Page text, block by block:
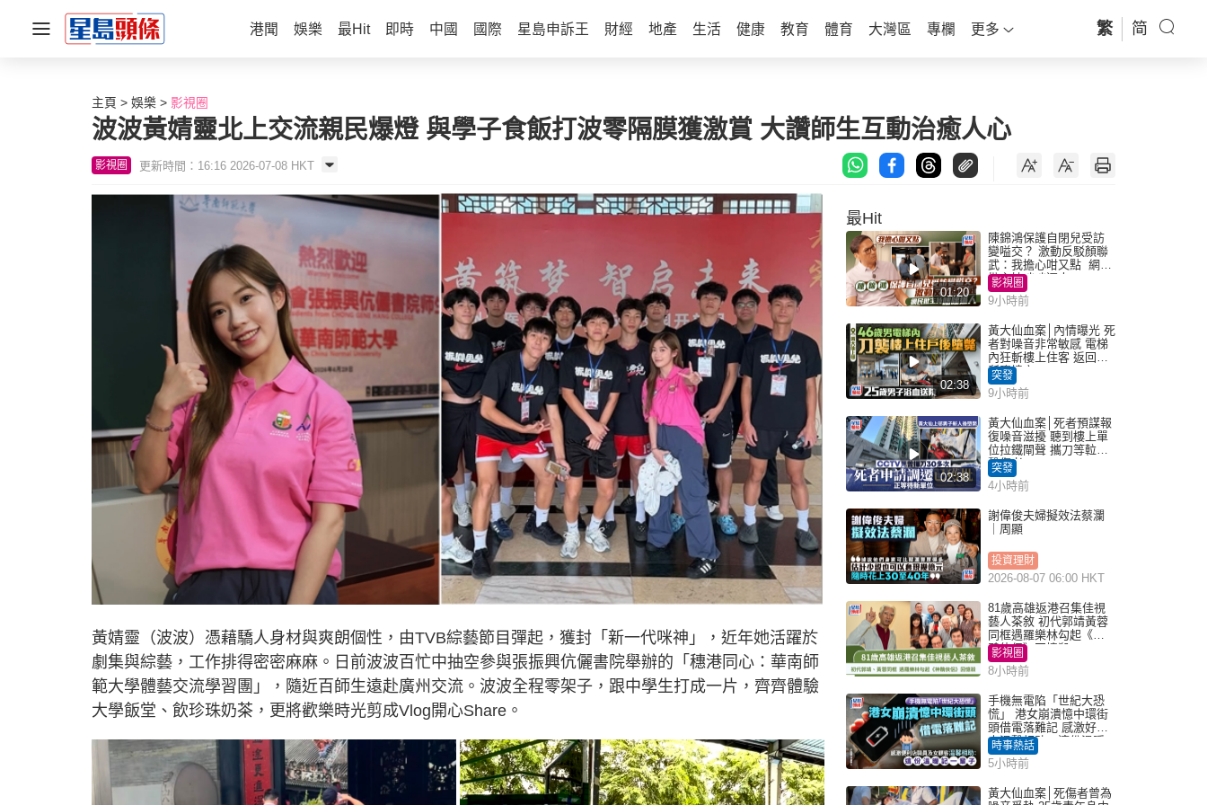
港聞 娛樂 最Hit 即時 中國 國際 星島申訴王 財經 地產 生活 健康 教育 體育 大灣區 專欄 更多 繁 简
主頁 娛樂 影視圈
波波黃婧靈北上交流親民爆燈 與學子食飯打波零隔膜獲激賞 大讚師生互動治癒人心
影視圈 更新時間：16:16 2026-07-08 HKT
黃婧靈（波波）憑藉驕人身材與爽朗個性，由TVB綜藝節目彈起，獲封「新一代咪神」，近年她活躍於
劇集與綜藝，工作排得密密麻麻。日前波波百忙中抽空參與張振興伉儷書院舉辦的「穗港同心：華南師
範大學體藝交流學習團」，隨近百師生遠赴廣州交流。波波全程零架子，跟中學生打成一片，齊齊體驗
大學飯堂、飲珍珠奶茶，更將歡樂時光剪成Vlog開心Share。
最Hit
01:20
陳錦鴻保護自閉兒受訪
變嗌交？ 激動反駁顏聯
武：我擔心咁又點 網民
批主持咄咄逼人
影視圈
9小時前
02:38
黃大仙血案│內情曝光 死
者對噪音非常敏感 電梯
內狂斬樓上住客 返回住
所墮樓亡
突發
9小時前
02:38
黃大仙血案│死者預謀報
復噪音滋擾 聽到樓上單
位拉鐵閘聲 攜刀等𨋢伏
擊傷者
突發
4小時前
謝偉俊夫婦擬效法蔡瀾
｜周顯
投資理財
2026-08-07 06:00 HKT
81歲高雄返港召集佳視
藝人茶敘 初代郭靖黃蓉
同框遇羅樂林勾起《神
鵰俠侶》回憶殺
影視圈
8小時前
手機無電陷「世紀大恐
慌」 港女崩潰憶中環街
頭借電落難記 感激好心
人溫馨相助：這份溫暖
記一輩子｜Juicy叮
時事熱話
5小時前
黃大仙血案│死傷者曾為